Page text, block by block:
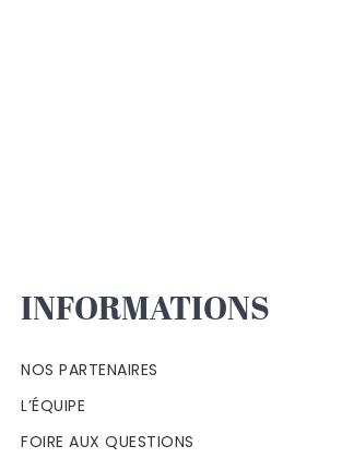
INFORMATIONS
NOS PARTENAIRES
L’ÉQUIPE
FOIRE AUX QUESTIONS